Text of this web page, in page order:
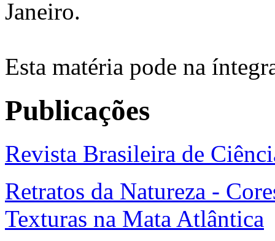
Janeiro.
Esta matéria pode na
Publicações
Revista Brasileira de
Retratos da Natureza -
Texturas na Mata Atlântica